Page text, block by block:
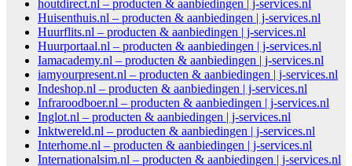
houtdirect.nl – producten & aanbiedingen | j-services.nl
Huisenthuis.nl – producten & aanbiedingen | j-services.nl
Huurflits.nl – producten & aanbiedingen | j-services.nl
Huurportaal.nl – producten & aanbiedingen | j-services.nl
Iamacademy.nl – producten & aanbiedingen | j-services.nl
iamyourpresent.nl – producten & aanbiedingen | j-services.nl
Indeshop.nl – producten & aanbiedingen | j-services.nl
Infraroodboer.nl – producten & aanbiedingen | j-services.nl
Inglot.nl – producten & aanbiedingen | j-services.nl
Inktwereld.nl – producten & aanbiedingen | j-services.nl
Interhome.nl – producten & aanbiedingen | j-services.nl
Internationalsim.nl – producten & aanbiedingen | j-services.nl